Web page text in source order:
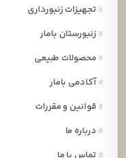
»تجهیزات زنبورداری
»زنبورستان بامار
»محصولات طبیعی
»آکادمی بامار
»قوانین و مقررات
»درباره ما
»تماس با ما